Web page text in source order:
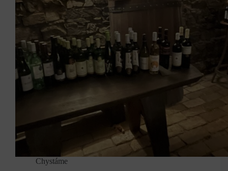
Chystáme